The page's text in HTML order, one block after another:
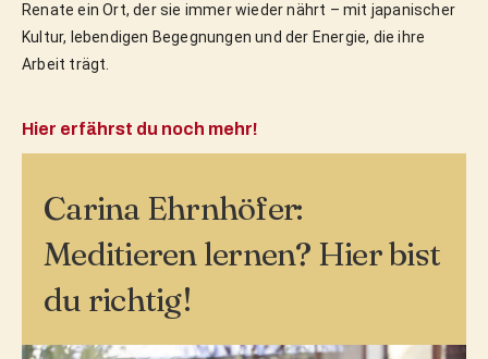
Renate ein Ort, der sie immer wieder nährt – mit japanischer
Kultur, lebendigen Begegnungen und der Energie, die ihre
Arbeit trägt.
Hier erfährst du noch mehr!
Carina Ehrnhöfer:
Meditieren lernen? Hier bist
du richtig!